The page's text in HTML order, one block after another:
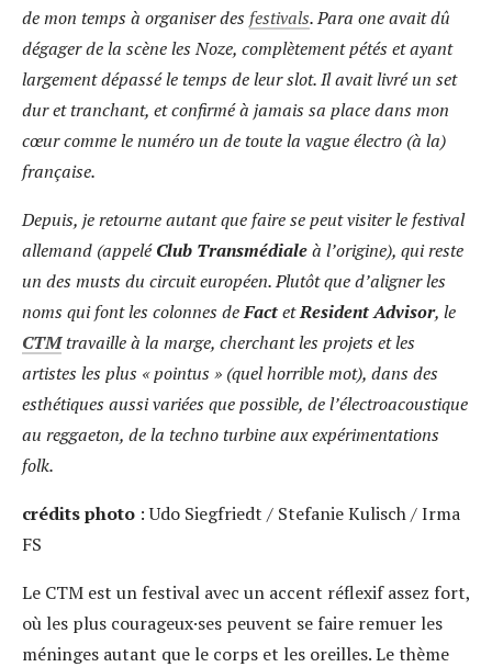
de mon temps à organiser des festivals. Para one avait dû
dégager de la scène les Noze, complètement pétés et ayant
largement dépassé le temps de leur slot. Il avait livré un set
dur et tranchant, et confirmé à jamais sa place dans mon
cœur comme le numéro un de toute la vague électro (à la)
française.
Depuis, je retourne autant que faire se peut visiter le festival
allemand (appeléClub Transmédialeà l’origine), qui reste
un des musts du circuit européen. Plutôt que d’aligner les
noms qui font les colonnes deFactetResident Advisor, le
CTMtravaille à la marge, cherchant les projets et les
artistes les plus « pointus » (quel horrible mot), dans des
esthétiques aussi variées que possible, de l’électroacoustique
au reggaeton, de la techno turbine aux expérimentations
folk.
crédits photo : Udo Siegfriedt / Stefanie Kulisch / Irma
FS
Le CTM est un festival avec un accent réflexif assez fort,
où les plus courageux·ses peuvent se faire remuer les
méninges autant que le corps et les oreilles. Le thème